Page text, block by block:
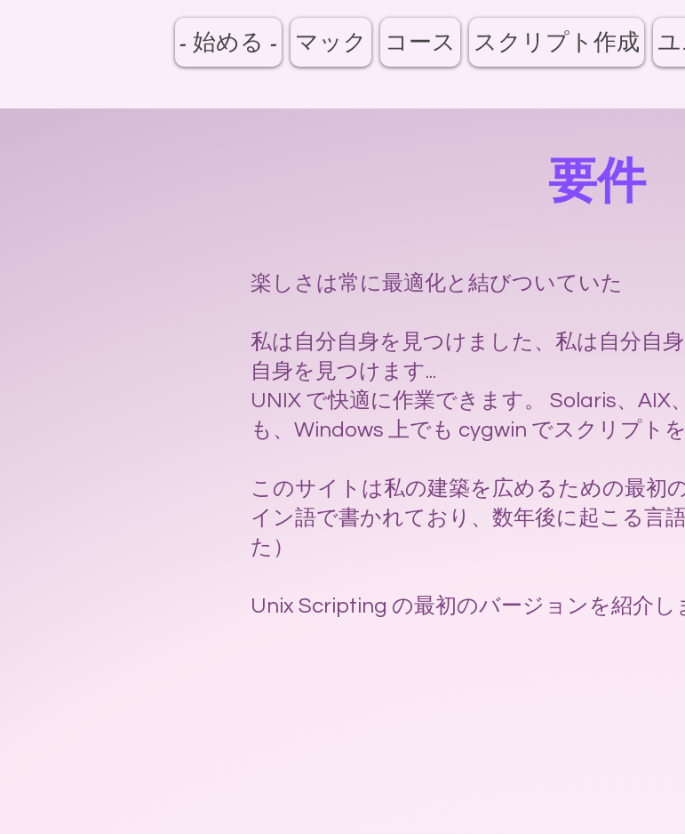
- 始める - マック コース スクリプト作成
要件
楽しさは常に最適化と結びついていた
私は自分自身を見つけました、私は自分自
自身を見つけます...
UNIX で快適に作業できます。 Solaris、AIX
も、Windows 上でも cygwin でスクリプト
このサイトは私の建築を広めるための最初
イン語で書かれており、数年後に起こる言
た）
Unix Scripting の最初のバージョンを紹介し